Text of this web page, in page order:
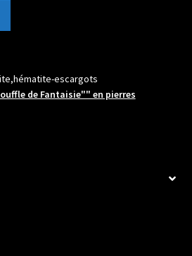
escargots
de Fantaisie"" en pierres